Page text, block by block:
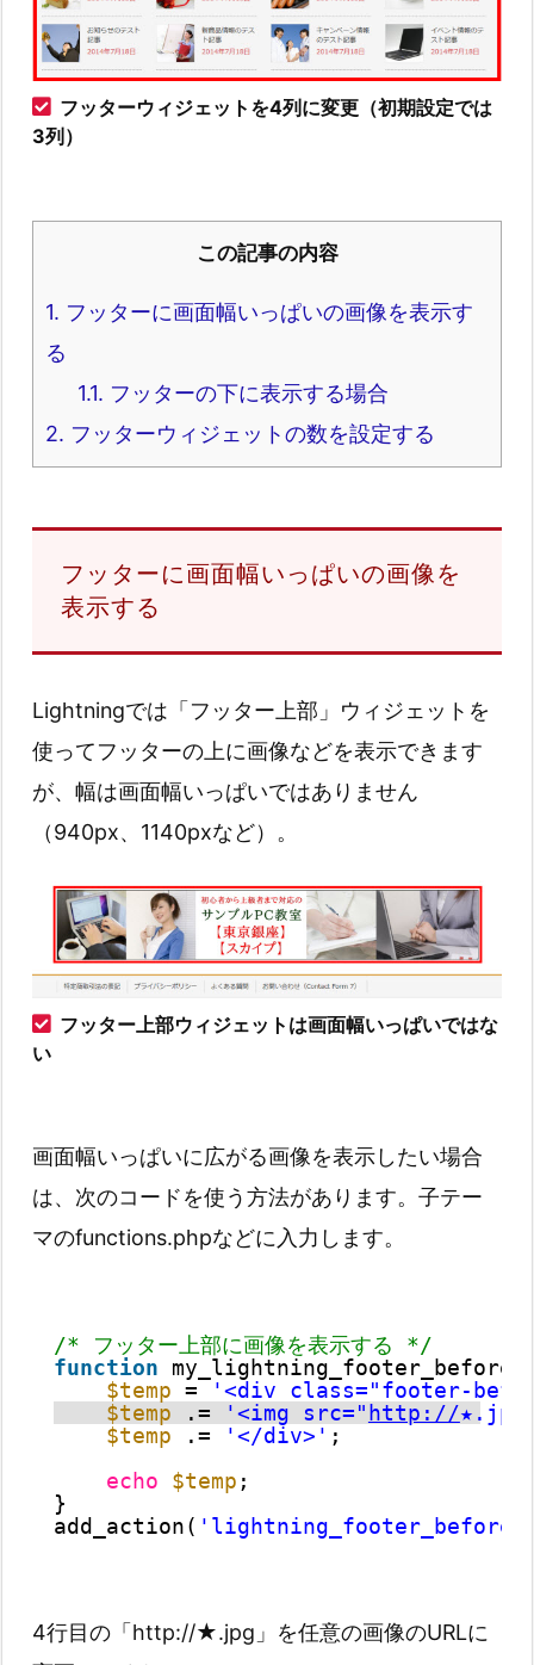
フッターウィジェットを4列に変更（初期設定では
3列）
この記事の内容
1. フッターに画面幅いっぱいの画像を表示す
る
1.1. フッターの下に表示する場合
2. フッターウィジェットの数を設定する
フッターに画面幅いっぱいの画像を
表示する
Lightningでは「フッター上部」ウィジェットを
使ってフッターの上に画像などを表示できます
が、幅は画面幅いっぱいではありません
（940px、1140pxなど）。
フッター上部ウィジェットは画面幅いっぱいではな
い
画面幅いっぱいに広がる画像を表示したい場合
は、次のコードを使う方法があります。子テー
マのfunctions.phpなどに入力します。
/* フッター上部に画像を表示する */
function
$temp =
'<div class="footer-
$temp
.= '<img src=" http://
$temp
.= '</div>' ;
echo
$temp ;
}
add_action( 'lightning_footer_before'
4行目の「http://★.jpg」を任意の画像のURLに